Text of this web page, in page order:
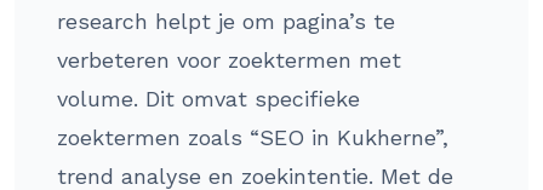
research helpt je om pagina’s te
verbeteren voor zoektermen met
volume. Dit omvat specifieke
zoektermen zoals “SEO in Kukherne”,
trend analyse en zoekintentie. Met de